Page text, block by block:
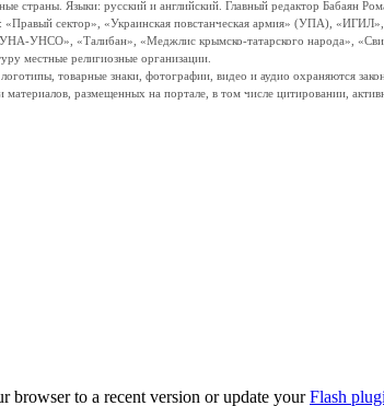
страны. Языки: русский и английский. Главный редактор Бабаян
«Правый сектор», «Украинская повстанческая армия» (УПА),
УНСО», «Талибан», «Меджлис крымско-татарского народа»,
местные религиозные организации.
товарные знаки, фотографии, видео и аудио охраняются
размещенных на портале, в том числе цитировании,
browser to a recent version or update yourFlash